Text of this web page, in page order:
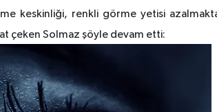
keskinliği, renkli görme yetisi
çeken Solmaz şöyle devam etti: